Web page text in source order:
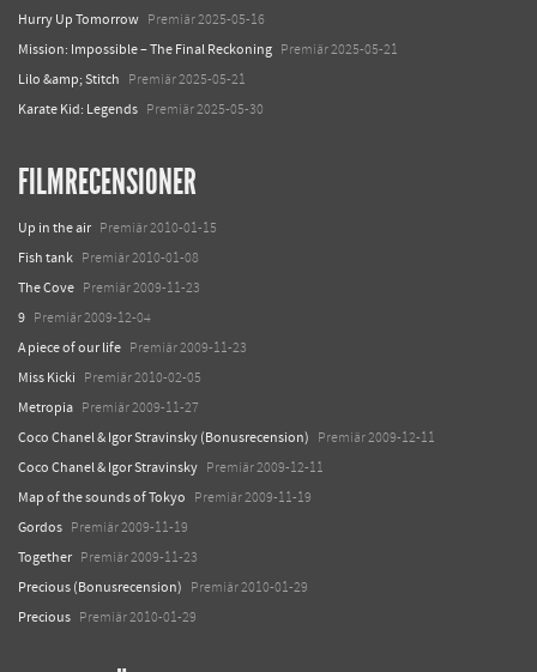
Hurry Up Tomorrow Premiär 2025-05-16
Mission: Impossible – The Final Reckoning Premiär 2025-05-21
Lilo &amp; Stitch Premiär 2025-05-21
Karate Kid: Legends Premiär 2025-05-30
FILMRECENSIONER
Up in the air Premiär 2010-01-15
Fish tank Premiär 2010-01-08
The Cove Premiär 2009-11-23
9 Premiär 2009-12-04
A piece of our life Premiär 2009-11-23
Miss Kicki Premiär 2010-02-05
Metropia Premiär 2009-11-27
Coco Chanel & Igor Stravinsky (Bonusrecension) Premiär 2009-12-11
Coco Chanel & Igor Stravinsky Premiär 2009-12-11
Map of the sounds of Tokyo Premiär 2009-11-19
Gordos Premiär 2009-11-19
Together Premiär 2009-11-23
Precious (Bonusrecension) Premiär 2010-01-29
Precious Premiär 2010-01-29